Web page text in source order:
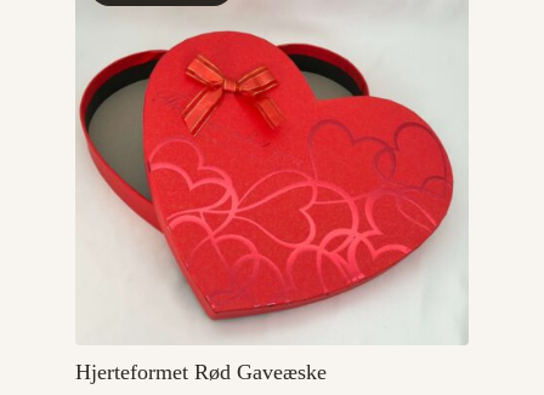
Hjerteformet Rød Gaveæske